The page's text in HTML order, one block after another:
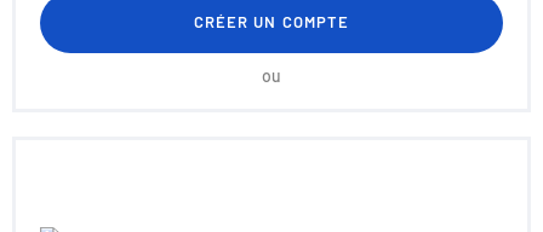
CRÉER UN COMPTE
ou